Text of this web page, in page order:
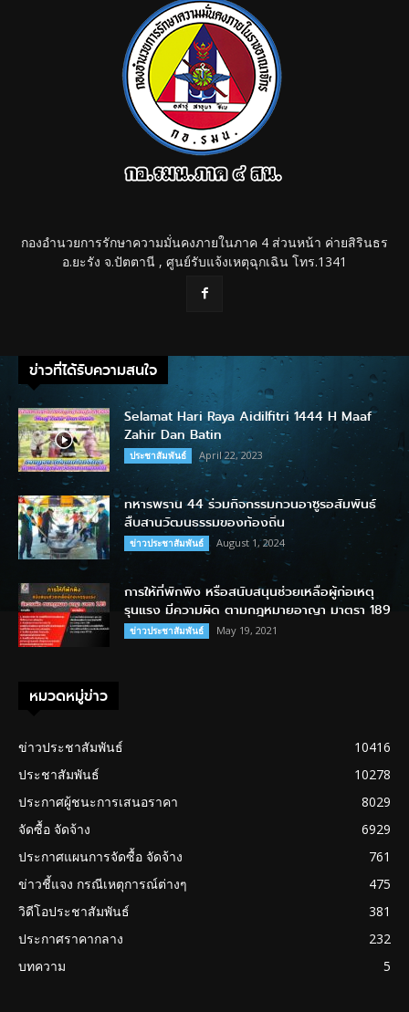
กองอำนวยการรักษาความมั่นคงภายในภาค 4 ส่วนหน้า ค่ายสิรินธร
อ.ยะรัง จ.ปัตตานี , ศูนย์รับแจ้งเหตุฉุกเฉิน โทร.1341
ข่าวที่ได้รับความสนใจ
Selamat Hari Raya Aidilfitri 1444 H Maaf
Zahir Dan Batin
ประชาสัมพันธ์ April 22, 2023
ทหารพราน 44 ร่วมกิจกรรมกวนอาซูรอสัมพันธ์
สืบสานวัฒนธรรมของท้องถิ่น
ข่าวประชาสัมพันธ์ August 1, 2024
การให้ที่พักพิง หรือสนับสนุนช่วยเหลือผู้ก่อเหตุ
รุนแรง มีความผิด ตามกฎหมายอาญา มาตรา 189
ข่าวประชาสัมพันธ์ May 19, 2021
หมวดหมู่ข่าว
ข่าวประชาสัมพันธ์
10416
ประชาสัมพันธ์
10278
ประกาศผู้ชนะการเสนอราคา
8029
จัดซื้อ จัดจ้าง
6929
ประกาศแผนการจัดซื้อ จัดจ้าง
761
ข่าวชี้แจง กรณีเหตุการณ์ต่างๆ
475
วิดีโอประชาสัมพันธ์
381
ประกาศราคากลาง
232
บทความ
5